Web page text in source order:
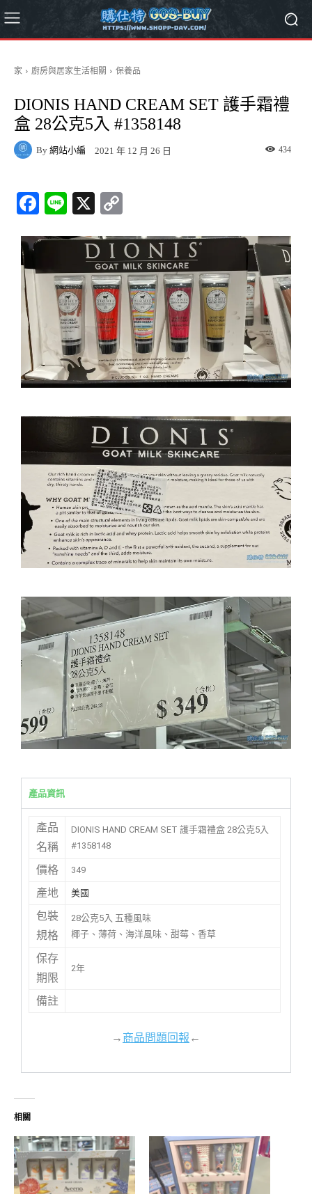
家 廚房與居家生活相關 保養品
DIONIS HAND CREAM SET 護手霜禮
盒 28公克5入 #1358148
By 網站小編 2021 年 12 月 26 日 434
Fa
bo
ok
Li
X
y
Li
nk
產品資訊
產品
名稱
DIONIS HAND CREAM SET 護手霜禮盒 28公克5入
#1358148
價格 349
產地 美國
包裝
規格
28公克5入 五種風味
椰子、薄荷、海洋風味、甜莓、香草
保存
期限
2年
備註
→商品問題回報←
相關